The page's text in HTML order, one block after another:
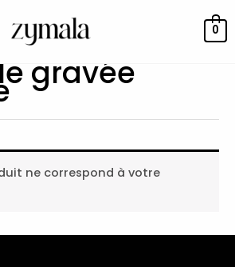
0
gravée
ne correspond à votre